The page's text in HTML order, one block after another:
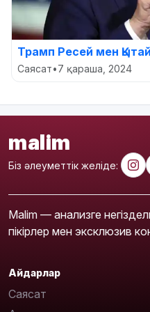
Трамп Ресей мен
Саясат•7 қараша, 2024
malim
Біз әлеуметтік желіде:
Malim — анализге
пікірлер мен эксклюзив
Айдарлар
Саясат